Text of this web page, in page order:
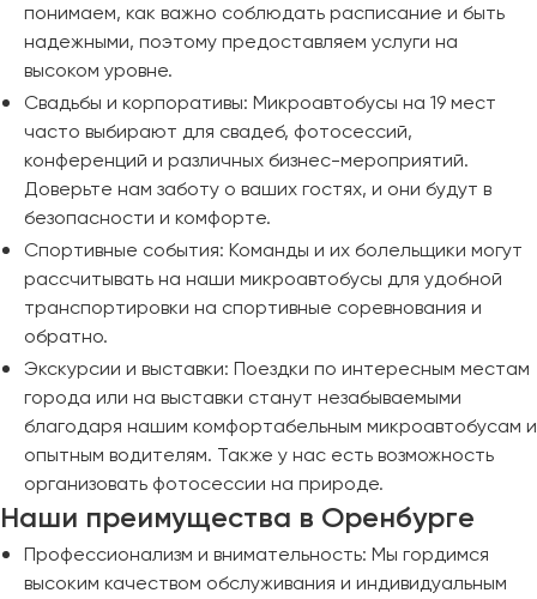
понимаем, как важно соблюдать расписание и быть
надежными, поэтому предоставляем услуги на
высоком уровне.
Свадьбы и корпоративы: Микроавтобусы на 19 мест
часто выбирают для свадеб, фотосессий,
конференций и различных бизнес-мероприятий.
Доверьте нам заботу о ваших гостях, и они будут в
безопасности и комфорте.
Спортивные события: Команды и их болельщики могут
рассчитывать на наши микроавтобусы для удобной
транспортировки на спортивные соревнования и
обратно.
Экскурсии и выставки: Поездки по интересным местам
города или на выставки станут незабываемыми
благодаря нашим комфортабельным микроавтобусам и
опытным водителям. Также у нас есть возможность
организовать фотосессии на природе.
Наши преимущества в Оренбурге
Профессионализм и внимательность: Мы гордимся
высоким качеством обслуживания и индивидуальным